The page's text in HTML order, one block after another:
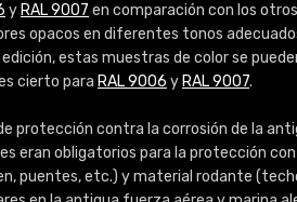
y RAL 9007 en comparación con los
opacos en diferentes tonos
estas muestras de color se
cierto para RAL 9006 y RAL 9007.
protección contra la corrosión de la
eran obligatorios para la protección
puentes, etc.) y material rodante
Info